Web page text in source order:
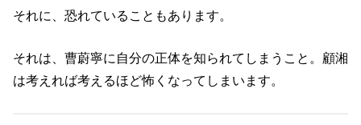
それに、恐れていることもあります。
それは、曹蔚寧に自分の正体を知られてしまうこと。顧湘
は考えれば考えるほど怖くなってしまいます。